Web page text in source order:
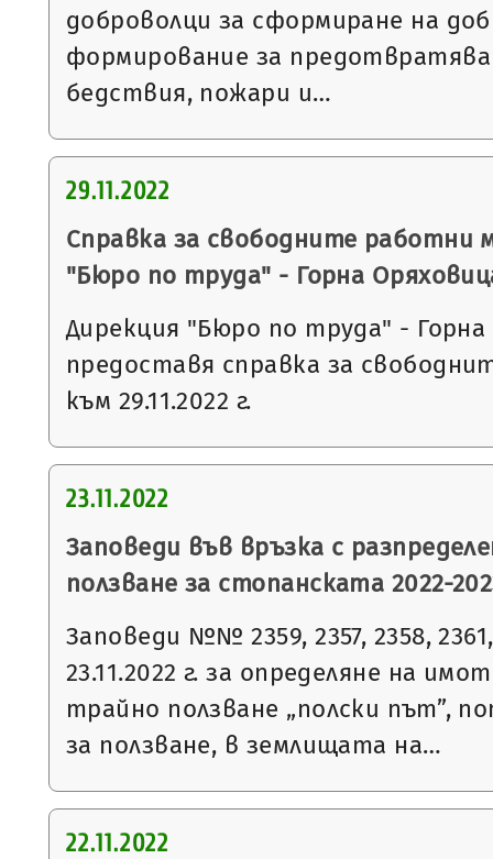
доброволци за сформиране на
формирование за
бедствия, пожари и…
29.11.2022
Справка за свободните работни
"Бюро по труда" - Горна
Дирекция "Бюро по труда" -
предоставя справка за
към 29.11.2022 г.
23.11.2022
Заповеди във връзка с
ползване за стопанската 2022-
Заповеди №№ 2359, 2357, 2358,
23.11.2022 г. за определяне на
трайно ползване „полски път”,
за ползване, в землищата на…
22.11.2022